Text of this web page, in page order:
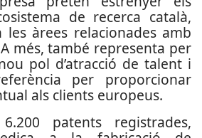
de recerca català,
les àrees relacionades amb
més, també representa per
pol d’atracció de talent i
per proporcionar
als clients europeus.
patents registrades,